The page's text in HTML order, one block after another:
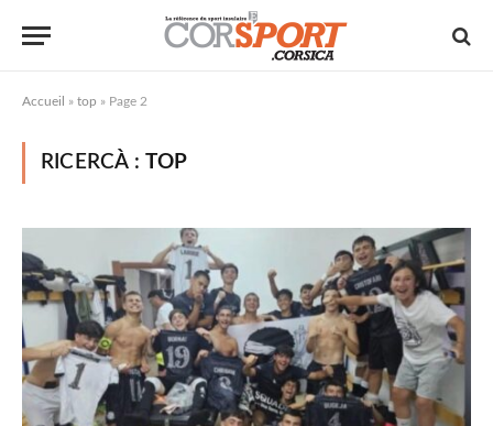
Accueil » top » Page 2
RICERCÀ : TOP